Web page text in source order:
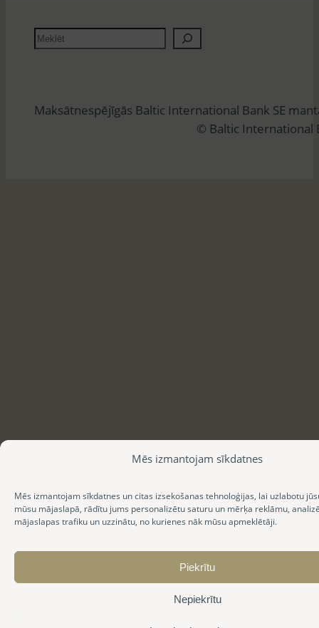
Mēs izmantojam sīkdatnes
Mēs izmantojam sīkdatnes un citas izsekošanas tehnoloģijas, lai uzlabotu
mūsu mājaslapā, rādītu jums personalizētu saturu un mērķa reklāmu,
mājaslapas trafiku un uzzinātu, no kurienes nāk mūsu apmeklētāji.
Piekrītu
Nepiekrītu
M
e
ē
Maksātnespējīgās Baltic International Bank SE
© Baltic International